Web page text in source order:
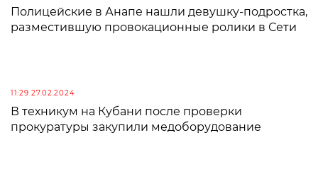
Полицейские в Анапе нашли девушку-подростка,
разместившую провокационные ролики в Сети
11:29 27.02.2024
В техникум на Кубани после проверки
прокуратуры закупили медоборудование